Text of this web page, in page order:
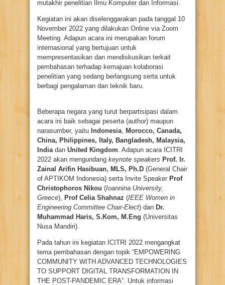
mutakhir penelitian Ilmu Komputer dan Informasi.
Kegiatan ini akan diselenggarakan pada tanggal 10
November 2022 yang dilakukan Online via Zoom
Meeting. Adapun acara ini merupakan forum
internasional yang bertujuan untuk
mempresentasikan dan mendiskusikan terkait
pembahasan terhadap kemajuan kolaborasi
penelitian yang sedang berlangsung serta untuk
berbagi pengalaman dan teknik baru.
Beberapa negara yang turut berpartisipasi dalam
acara ini baik sebagai peserta (author) maupun
narasumber, yaitu Indonesia Morocco, Canada,
China, Philippines, Italy, Bangladesh, Malaysia,
India dan United Kingdom . Adapun acara ICITRI
2022 akan mengundang keynote speakers Prof. Ir.
Zainal Arifin Hasibuan, MLS, Ph.D (General Chair
of APTIKOM Indonesia) serta Invite Speaker Prof
Christophoros Nikou (Ioannina University,
Greece), Prof Celia Shahnaz (IEEE Women in
Engineering Committee Chair-Elect) dan Dr.
Muhammad Haris, S.Kom, M.Eng (Universitas
Nusa Mandiri).
Pada tahun ini kegiatan ICITRI 2022 mengangkat
tema pembahasan dengan topik “EMPOWERING
COMMUNITY WITH ADVANCED TECHNOLOGIES
TO SUPPORT DIGITAL TRANSFORMATION IN
THE POST-PANDEMIC ERA”. Untuk informasi